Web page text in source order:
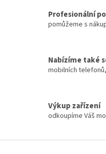
Profesionální
pomůžeme s
Nabízíme také
mobilních
Výkup zařízení
odkoupíme Váš